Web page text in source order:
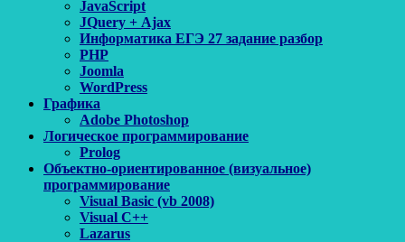
JavaScript
JQuery + Ajax
Информатика ЕГЭ 27 задание разбор
PHP
Joomla
WordPress
Графика
Adobe Photoshop
Логическое программирование
Prolog
Объектно-ориентированное (визуальное)
программирование
Visual Basic (vb 2008)
Visual C++
Lazarus